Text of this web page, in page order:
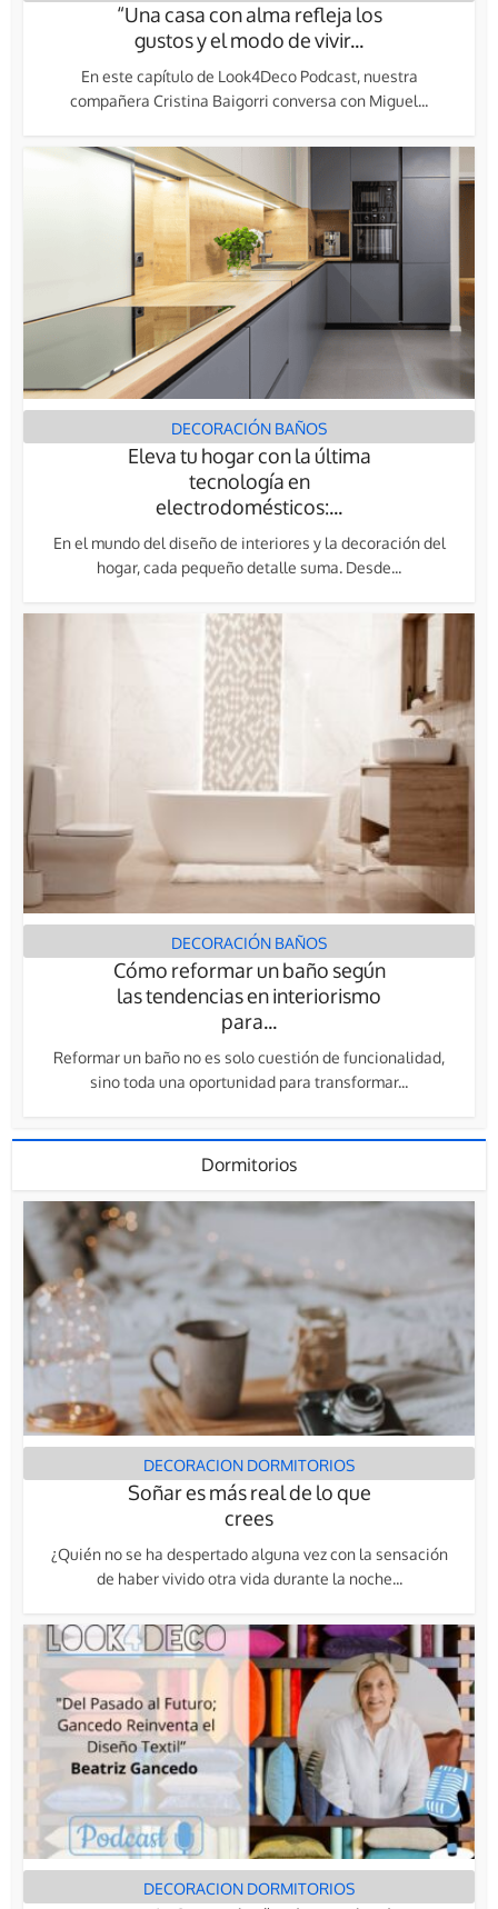
“Una casa con alma refleja los
gustos y el modo de vivir...
En este capítulo de Look4Deco Podcast, nuestra
compañera Cristina Baigorri conversa con Miguel...
DECORACIÓN BAÑOS
Eleva tu hogar con la última
tecnología en
electrodomésticos:...
En el mundo del diseño de interiores y la decoración del
hogar, cada pequeño detalle suma. Desde...
DECORACIÓN BAÑOS
Cómo reformar un baño según
las tendencias en interiorismo
para...
Reformar un baño no es solo cuestión de funcionalidad,
sino toda una oportunidad para transformar...
Dormitorios
DECORACION DORMITORIOS
Soñar es más real de lo que
crees
¿Quién no se ha despertado alguna vez con la sensación
de haber vivido otra vida durante la noche...
DECORACION DORMITORIOS